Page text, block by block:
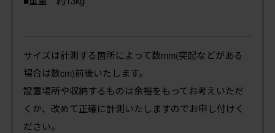
サイズは計測する箇所によって数mm(突起などがある
場合は数cm)前後いたします。
設置場所や収納するものは余裕をもってお考えいただ
くか、改めて正確に計測いたしますのでお申し付けく
ださい。